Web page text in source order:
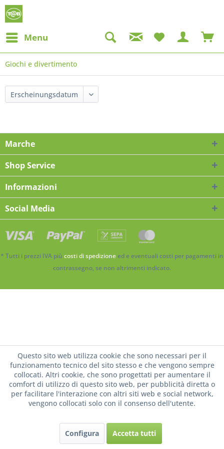
Menu
Giochi e divertimento
Marche
Shop Service
Informazioni
Social Media
* Tutti i prezzi IVA più costi di spedizione ed e eventuali costi per pagamenti in
contrassegno, se non altrimenti indicato.
Questo sito web utilizza cookie che sono necessari per il
funzionamento tecnico del sito stesso e che vengono sempre
collocati. Altri cookie, che sono progettati per aumentare il
comfort di utilizzo di questo sito web, per pubblicità diretta o
per facilitare l'interazione con altri siti web e social network,
vengono collocati solo con il consenso dell'utente.
Configura Accetta tutti